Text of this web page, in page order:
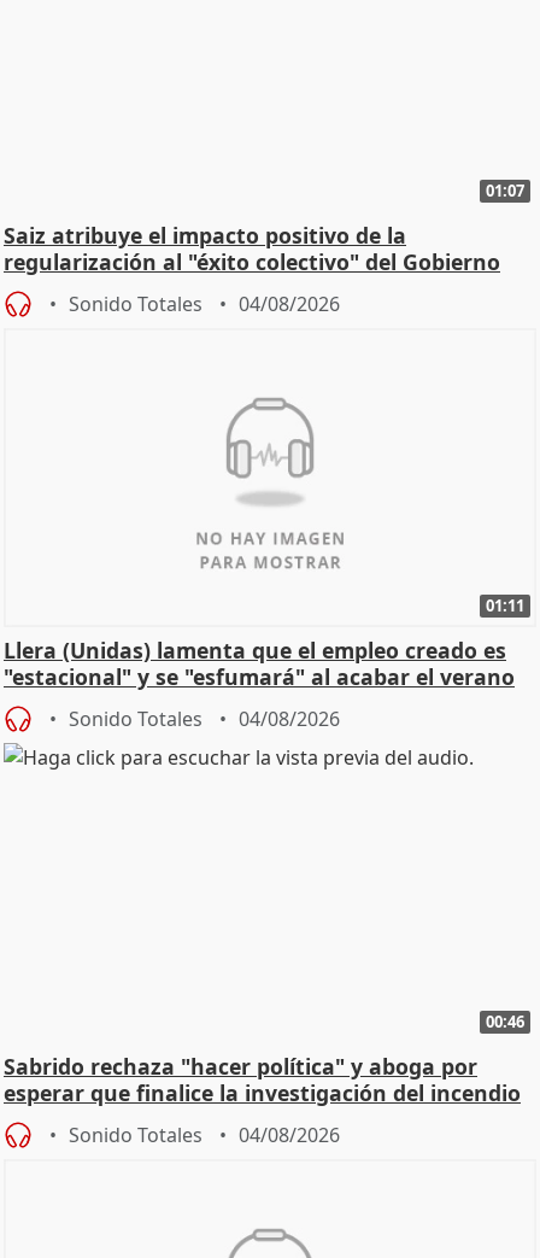
01:07
Saiz atribuye el impacto positivo de la
regularización al "éxito colectivo" del Gobierno
Sonido Totales 04/08/2026
01:11
Llera (Unidas) lamenta que el empleo creado es
"estacional" y se "esfumará" al acabar el verano
Sonido Totales 04/08/2026
00:46
Sabrido rechaza "hacer política" y aboga por
esperar que finalice la investigación del incendio
Sonido Totales 04/08/2026